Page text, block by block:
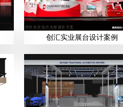
创汇实业展台设计案例